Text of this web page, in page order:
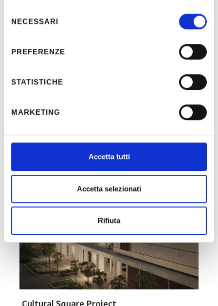
delNECESSARI
PREFERENZE
STATISTICHE
MARKETING
Accetta tutti
Accetta selezionati
Rifiuta
Località:
Periodo: